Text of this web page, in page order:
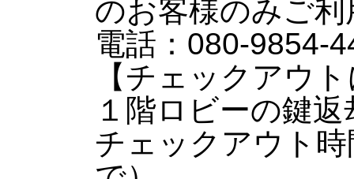
のお客様のみご利
電話：080-9854-
【チェックアウ
１階ロビーの鍵
チェックアウト